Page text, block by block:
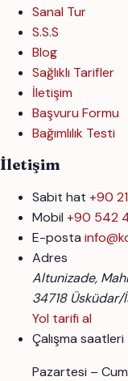
Sanal Tur
S.S.S
Blog
Sağlıklı Tarifler
İletişim
Başvuru Formu
Bağımlılık Testi
İletişim
Sabit hat +90
Mobil +90 542
E-posta
Adres
Altunizade,
34718
Yol tarifi al
Çalışma saatleri
Pazartesi –